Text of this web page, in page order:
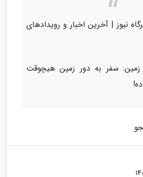
نیوز | آخرین اخبار و رویدادهای
زمین: سفر به دور زمین هیچوقت